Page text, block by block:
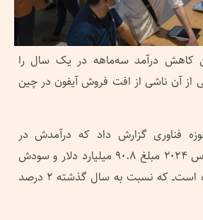
کاهش درآمد سه‌ماهه در یک سال را
از آن ناشی از افت فروش آیفون در چین
فناوری گزارش داد که درآمدش در
سه‌ماهه منتهی به مارس ۲۰۲۴ مبلغ ۹۰.۸ میلیارد دلار و سودش
۲۳.۶ میلیارد دلار بوده‌ است‌ــ که نسبت به سال گذشته ۲ درصد